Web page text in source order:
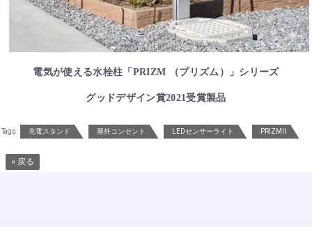
電気が使える水栓柱「PRIZM （プリズム）」シリーズ
グッドデザイン賞2021受賞製品
Tags : 充電スタンド 屋外コンセント LEDセンサーライト PRIZMⅡ
« 戻る